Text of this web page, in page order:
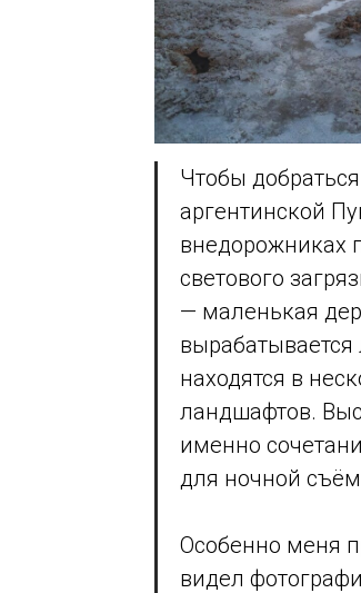
Чтобы
аргентинской
внедорожниках
светового
— маленькая
вырабатывается
находятся в
ландшафтов.
именно
для ночной
Особенно меня
видел